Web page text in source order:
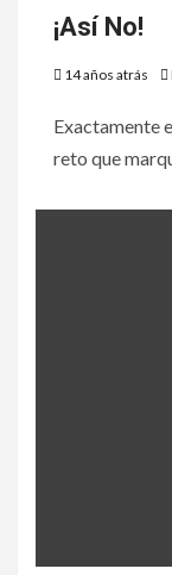
¡Así No!
14 años atrás
Exactamente
reto que